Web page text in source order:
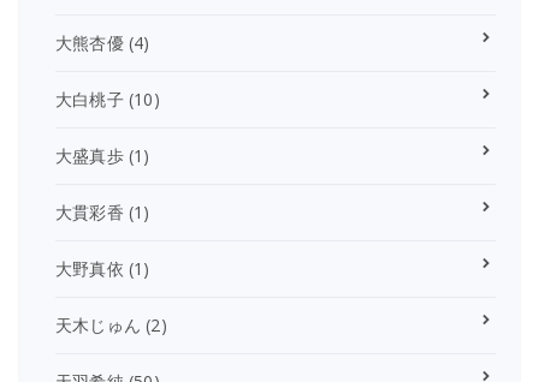
大熊杏優(4)
大白桃子(10)
大盛真歩(1)
大貫彩香 (1)
大野真依 (1)
天木じゅん (2)